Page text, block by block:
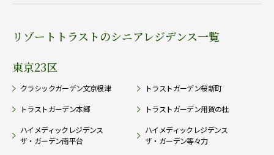
リゾートトラストのシニアレジデンス一覧
東京23区
クラシックガーデン文京根津
トラストガーデン本郷
ハイメディックレジデンス
ザ・ガーデン南平台
トラストガーデン桜新町
トラストガーデン用賀の杜
ハイメディックレジデンス
ザ・ガーデン等々力